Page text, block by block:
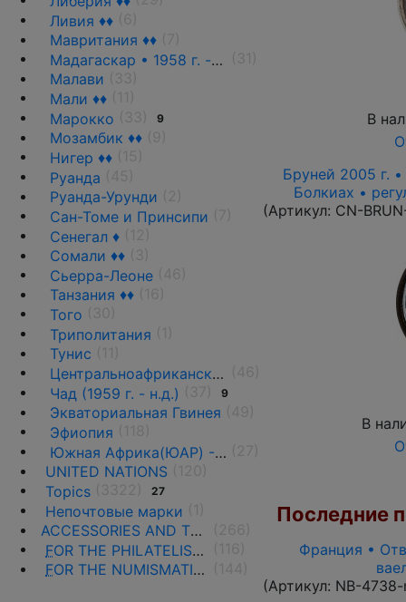
Ливия ♦♦
Мавритания ♦♦
Мадагаскар • 1958 г. - н.д.
Малави
Мали ♦♦
Марокко
9
Мозамбик ♦♦
Нигер ♦♦
Руанда
Руанда-Урунди
Сан-Томе и Принсипи
Сенегал ♦
Сомали ♦♦
Сьерра-Леоне
Танзания ♦♦
Того
Триполитания
Тунис
Центральноафриканская Республика ♦♦
Чад (1959 г. - н.д.)
9
Экваториальная Гвинея
Эфиопия
Южная Африка(ЮАР) - 1961 г. -н.д.
UNITED NATIONS
Topics
27
Непочтовые марки
ACCESSORIES AND THE LITERATURE
FOR THE PHILATELISTS
FOR THE NUMISMATISTS
В
Бруней 2005 г.
Болкиах •
(Артикул: CN-
В
Последние
Франция •
(Артикул: NB-4738-